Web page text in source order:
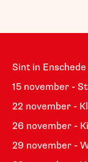
Sint in
15 november -
22 november -
26 november -
29 november -